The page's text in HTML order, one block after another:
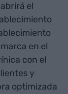
abrirá el
en el
con el
y
optimizada